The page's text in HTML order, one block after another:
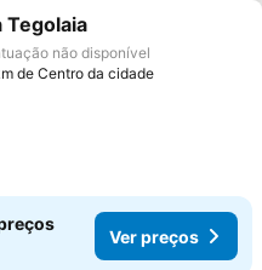
aos favoritos
Tegolaia
não disponível
de Centro da cidade
Ver preços